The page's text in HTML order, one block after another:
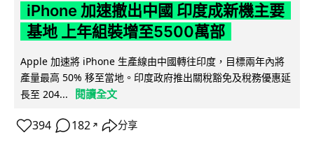
iPhone 加速撤出中國 印度成新機主要
基地 上年組裝增至5500萬部
Apple 加速將 iPhone 生產線由中國轉往印度，目標兩年內將
產量最高 50% 移至當地。印度政府推出關稅豁免及稅務優惠延
長至 204...
閱讀全文
394 182 ↗ 分享